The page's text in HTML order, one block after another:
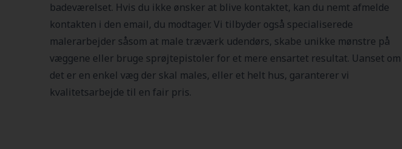
badeværelset. Hvis du ikke ønsker at blive kontaktet, kan du nemt afmelde
kontakten i den email, du modtager. Vi tilbyder også specialiserede
malerarbejder såsom at male træværk udendørs, skabe unikke mønstre på
væggene eller bruge sprøjtepistoler for et mere ensartet resultat. Uanset om
det er en enkel væg der skal males, eller et helt hus, garanterer vi
kvalitetsarbejde til en fair pris.